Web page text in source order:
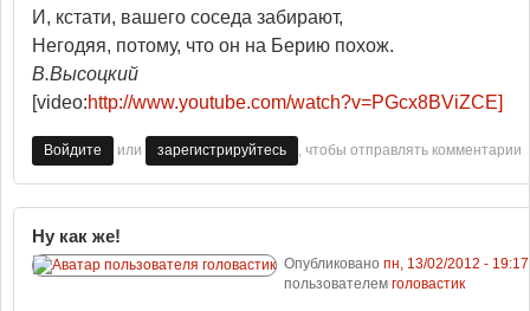
И, кстати, вашего соседа забирают,
Негодяя, потому, что он на Берию похож.
В.Высоцкий
[video:http://www.youtube.com/watch?v=PGcx8BViZCE]
Войдите или зарегистрируйтесь , чтобы отправлять комментарии
Ну как же!
Опубликовано пн, 13/02/2012 - 19:17
пользователем головастик